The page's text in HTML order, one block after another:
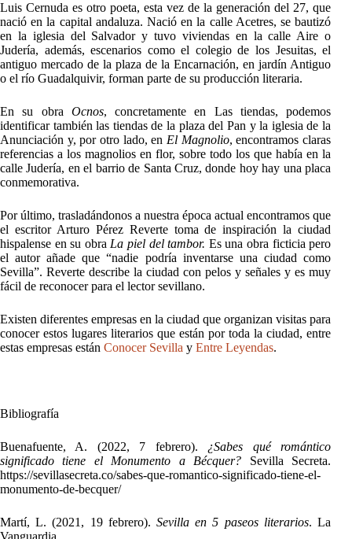
Luis Cernuda es otro poeta, esta vez de la generación del 27, que
nació en la capital andaluza. Nació en la calle Acetres, se bautizó
en la iglesia del Salvador y tuvo viviendas en la calle Aire o
Judería, además, escenarios como el colegio de los Jesuitas, el
antiguo mercado de la plaza de la Encarnación, en jardín Antiguo
o el río Guadalquivir, forman parte de su producción literaria.
En su obra Ocnos, concretamente en Las tiendas, podemos
identificar también las tiendas de la plaza del Pan y la iglesia de la
Anunciación y, por otro lado, en El Magnolio, encontramos claras
referencias a los magnolios en flor, sobre todo los que había en la
calle Judería, en el barrio de Santa Cruz, donde hoy hay una placa
conmemorativa.
Por último, trasladándonos a nuestra época actual encontramos que
el escritor Arturo Pérez Reverte toma de inspiración la ciudad
hispalense en su obra La piel del tambor. Es una obra ficticia pero
el autor añade que “nadie podría inventarse una ciudad como
Sevilla”. Reverte describe la ciudad con pelos y señales y es muy
fácil de reconocer para el lector sevillano.
Existen diferentes empresas en la ciudad que organizan visitas para
conocer estos lugares literarios que están por toda la ciudad, entre
estas empresas están Conocer Sevilla y Entre Leyendas.
Bibliografía
Buenafuente, A. (2022, 7 febrero). ¿Sabes qué romántico
significado tiene el Monumento a Bécquer? Sevilla Secreta.
https://sevillasecreta.co/sabes-que-romantico-significado-tiene-el-
monumento-de-becquer/
Martí, L. (2021, 19 febrero).Sevilla en 5 paseos literarios. La